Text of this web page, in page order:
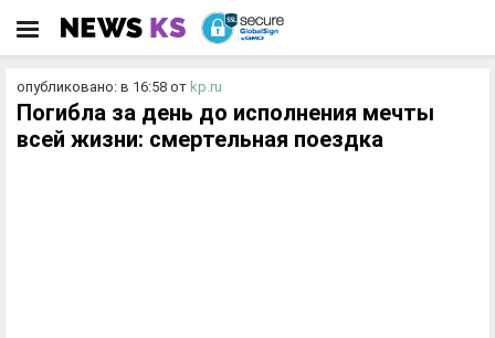
опубликовано: в 16:58 от kp.ru
Погибла за день до исполнения мечты
всей жизни: смертельная поездка